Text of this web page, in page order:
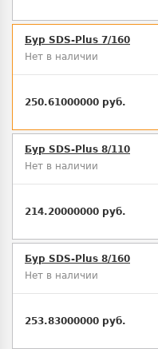
Бур SDS-Plus 7/160
Нет в наличии
250.61000000 руб.
Бур SDS-Plus 8/110
Нет в наличии
214.20000000 руб.
Бур SDS-Plus 8/160
Нет в наличии
253.83000000 руб.